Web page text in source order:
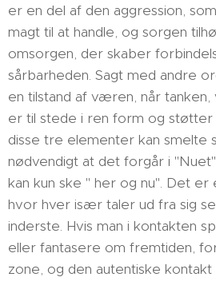
er en del af den aggression,
magt til at handle, og sorgen
omsorgen, der skaber
sårbarheden. Sagt med andre
en tilstand af væren, når
er til stede i ren form og støtter
disse tre elementer kan smelte
nødvendigt at det forgår i
kan kun ske " her og nu". Det
hvor hver især taler ud fra sig
inderste. Hvis man i kontakten
eller fantasere om fremtiden,
zone, og den autentiske